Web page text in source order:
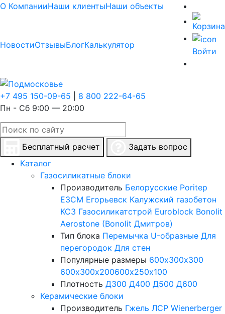
О КомпанииНаши клиентыНаши объекты
НовостиОтзывыБлогКалькулятор
Войти
+7 495 150-09-65
8 800 222-64-65
Пн - Сб 9:00 — 20:00
Бесплатный расчет
Задать вопрос
Каталог
Газосиликатные блоки
Производитель Белорусские Poritep
ЕЗСМ Егорьевск Калужский газобетон
КСЗ Газосиликатстрой Euroblock Bonolit
Aerostone (Bonolit Дмитров)
Тип блока Перемычка U-образные Для
перегородок Для стен
Популярные размеры 600х300х300
600х300х200600х250х100
Плотность Д300 Д400 Д500 Д600
Керамические блоки
Производитель Гжель ЛСР Wienerberger